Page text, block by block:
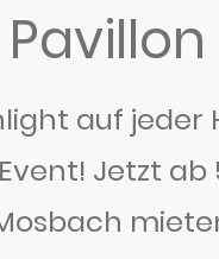
Pavillon
auf jeder
Jetzt ab